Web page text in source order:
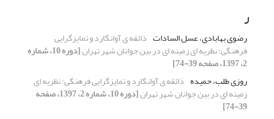
ر
رضوی بهابادی، عسل السادات ذائقه ی آوانگارد و تمایزگرایی
فرهنگی؛ نظریه ای زمینه ای در بین جوانان شهر تهران [دوره 10، شماره
2، 1397، صفحه 39-74]
روزی طلب، حمیده ذائقه ی آوانگارد و تمایزگرایی فرهنگی؛ نظریه ای
زمینه ای در بین جوانان شهر تهران [دوره 10، شماره 2، 1397، صفحه
39-74]